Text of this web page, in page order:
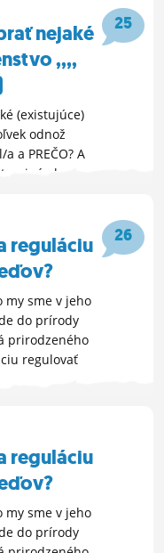
25
nejaké
,,,,
(existujúce)
odnož
a PREČO? A
iné ako
FÓRUM »
26
reguláciu
my sme v jeho
do prírody
prirodzeného
regulovať
reguláciu
my sme v jeho
do prírody